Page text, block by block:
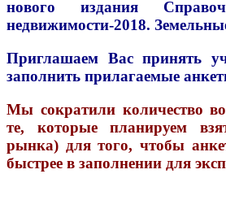
нового издания
недвижимости-2018.
Приглашаем Вас принять
заполнить прилагаемые
Мы сократили количество
те, которые планируем
рынка) для того, чтобы
быстрее в заполнении для